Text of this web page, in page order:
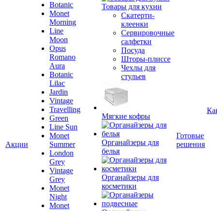
Акции
Botanic
Monet
Morning
Line
Moon
Opus
Romano
Aura
Botanic
Lilac
Jardin
Vintage
Travelling
Green
Line Sun
Monet
Summer
London
Grey
Vintage
Grey
Monet
Night
Monet
Товары для кухни
Скатерти-
клеенки
Сервировочные
салфетки
Посуда
Шторы-плиссе
Чехлы для
стульев
Мягкие кофры
Органайзеры для
белья
Органайзеры для
косметики
Готовые
решения